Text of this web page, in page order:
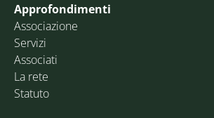
Approfondimenti
Associazione
Servizi
Associati
La rete
Statuto